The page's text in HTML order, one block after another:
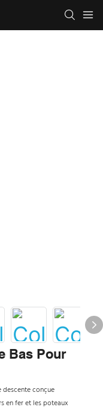
Bas Pour
conçue
en fer et les poteaux